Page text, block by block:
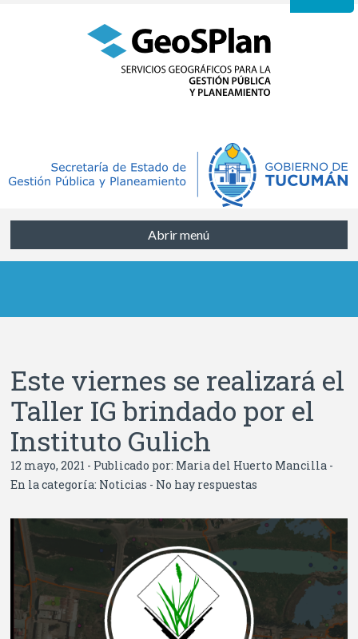
Abrir menú
Este viernes se realizará el
Taller IG brindado por el
Instituto Gulich
12 mayo, 2021 - Publicado por: Maria del Huerto Mancilla -
En la categoría: Noticias - No hay respuestas